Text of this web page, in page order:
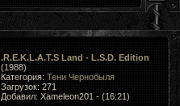
.R.E.K.L.A.T.S Land - L.S.D. Edition
(1988)
Категория: Тени Чернобыля
Загрузок: 271
Добавил: Xameleon201 - (16:21)